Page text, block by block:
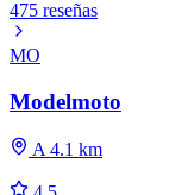
475 reseñas
MO
Modelmoto
A 4.1 km